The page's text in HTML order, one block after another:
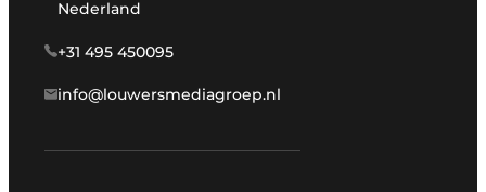
Nederland
+31 495 450095
info@louwersmediagroep.nl